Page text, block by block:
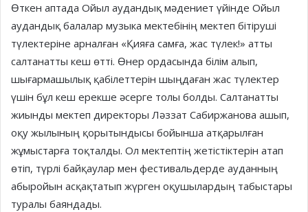
Өткен аптада Ойыл аудандық мәдениет үйінде Ойыл
аудандық балалар музыка мектебінің мектеп бітіруші
түлектеріне арналған «Қияға самға, жас түлек!» атты
салтанатты кеш өтті. Өнер ордасында білім алып,
шығармашылық қабілеттерін шыңдаған жас түлектер
үшін бұл кеш ерекше әсерге толы болды. Салтанатты
жиынды мектеп директоры Ләззат Сабиржанова ашып,
оқу жылының қорытындысы бойынша атқарылған
жұмыстарға тоқталды. Ол мектептің жетістіктерін атап
өтіп, түрлі байқаулар мен фестивальдерде ауданның
абыройын асқақтатып жүрген оқушылардың табыстары
туралы баяндады.